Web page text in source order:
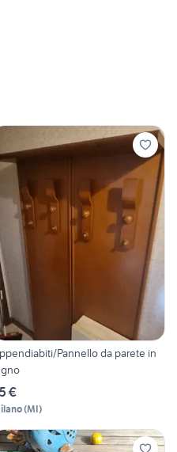
Pannello da parete in
€
(MI)